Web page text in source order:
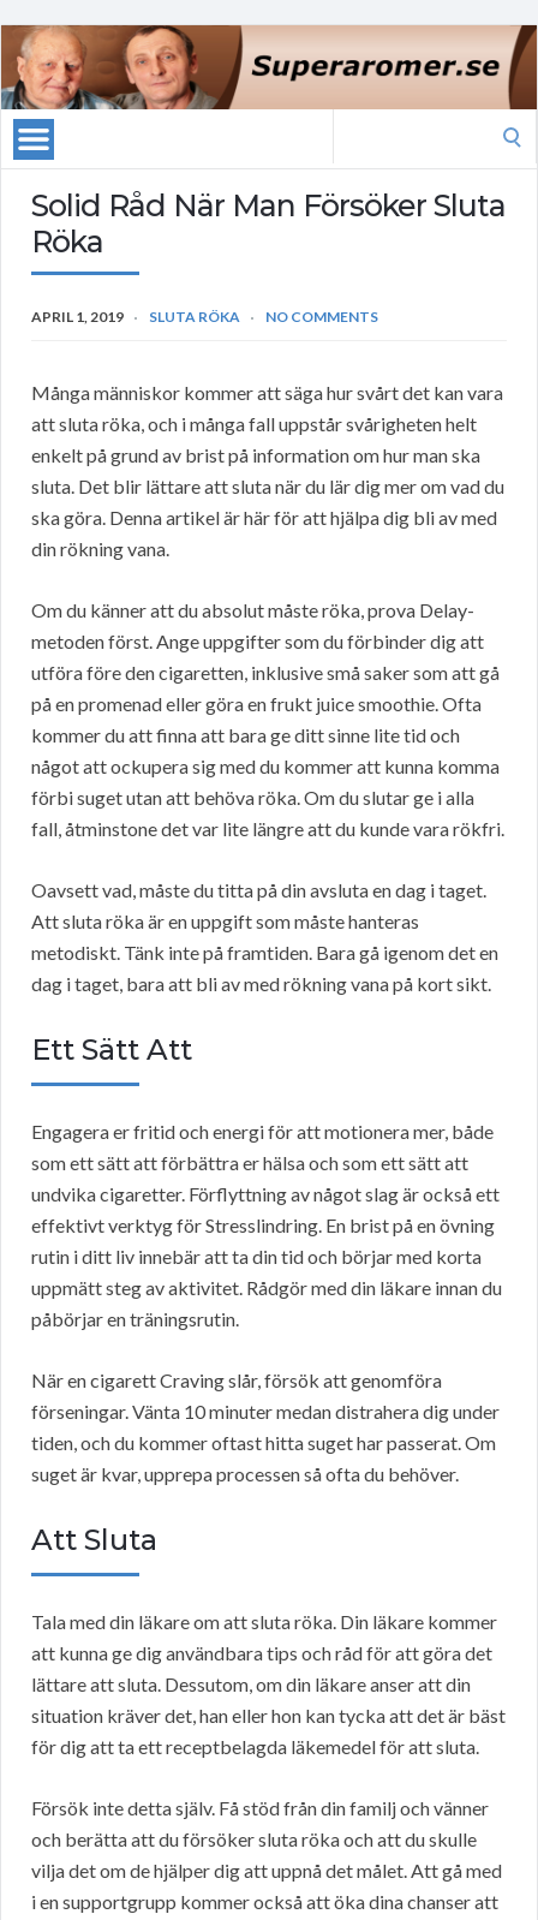
Solid Råd När Man Försöker Sluta
Röka
APRIL 1, 2019 SLUTA RÖKA NO COMMENTS
Många människor kommer att säga hur svårt det kan vara
att sluta röka, och i många fall uppstår svårigheten helt
enkelt på grund av brist på information om hur man ska
sluta. Det blir lättare att sluta när du lär dig mer om vad du
ska göra. Denna artikel är här för att hjälpa dig bli av med
din rökning vana.
Om du känner att du absolut måste röka, prova Delay-
metoden först. Ange uppgifter som du förbinder dig att
utföra före den cigaretten, inklusive små saker som att gå
på en promenad eller göra en frukt juice smoothie. Ofta
kommer du att finna att bara ge ditt sinne lite tid och
något att ockupera sig med du kommer att kunna komma
förbi suget utan att behöva röka. Om du slutar ge i alla
fall, åtminstone det var lite längre att du kunde vara rökfri.
Oavsett vad, måste du titta på din avsluta en dag i taget.
Att sluta röka är en uppgift som måste hanteras
metodiskt. Tänk inte på framtiden. Bara gå igenom det en
dag i taget, bara att bli av med rökning vana på kort sikt.
Ett Sätt Att
Engagera er fritid och energi för att motionera mer, både
som ett sätt att förbättra er hälsa och som ett sätt att
undvika cigaretter. Förflyttning av något slag är också ett
effektivt verktyg för Stresslindring. En brist på en övning
rutin i ditt liv innebär att ta din tid och börjar med korta
uppmätt steg av aktivitet. Rådgör med din läkare innan du
påbörjar en träningsrutin.
När en cigarett Craving slår, försök att genomföra
förseningar. Vänta 10 minuter medan distrahera dig under
tiden, och du kommer oftast hitta suget har passerat. Om
suget är kvar, upprepa processen så ofta du behöver.
Att Sluta
Tala med din läkare om att sluta röka. Din läkare kommer
att kunna ge dig användbara tips och råd för att göra det
lättare att sluta. Dessutom, om din läkare anser att din
situation kräver det, han eller hon kan tycka att det är bäst
för dig att ta ett receptbelagda läkemedel för att sluta.
Försök inte detta själv. Få stöd från din familj och vänner
och berätta att du försöker sluta röka och att du skulle
vilja det om de hjälper dig att uppnå det målet. Att gå med
i en supportgrupp kommer också att öka dina chanser att